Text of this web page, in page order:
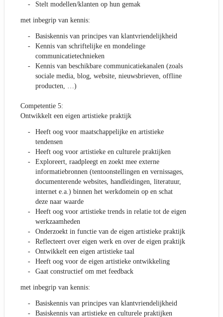
Stelt modellen/klanten op hun gemak
met inbegrip van kennis:
Basiskennis van principes van klantvriendelijkheid
Kennis van schriftelijke en mondelinge
communicatietechnieken
Kennis van beschikbare communicatiekanalen (zoals
sociale media, blog, website, nieuwsbrieven, offline
producten, …)
Competentie 5:
Ontwikkelt een eigen artistieke praktijk
Heeft oog voor maatschappelijke en artistieke
tendensen
Heeft oog voor artistieke en culturele praktijken
Exploreert, raadpleegt en zoekt mee externe
informatiebronnen (tentoonstellingen en vernissages,
documenterende websites, handleidingen, literatuur,
internet e.a.) binnen het werkdomein op en schat
deze naar waarde
Heeft oog voor artistieke trends in relatie tot de eigen
werkzaamheden
Onderzoekt in functie van de eigen artistieke praktijk
Reflecteert over eigen werk en over de eigen praktijk
Ontwikkelt een eigen artistieke taal
Heeft oog voor de eigen artistieke ontwikkeling
Gaat constructief om met feedback
met inbegrip van kennis:
Basiskennis van principes van klantvriendelijkheid
Basiskennis van artistieke en culturele praktijken